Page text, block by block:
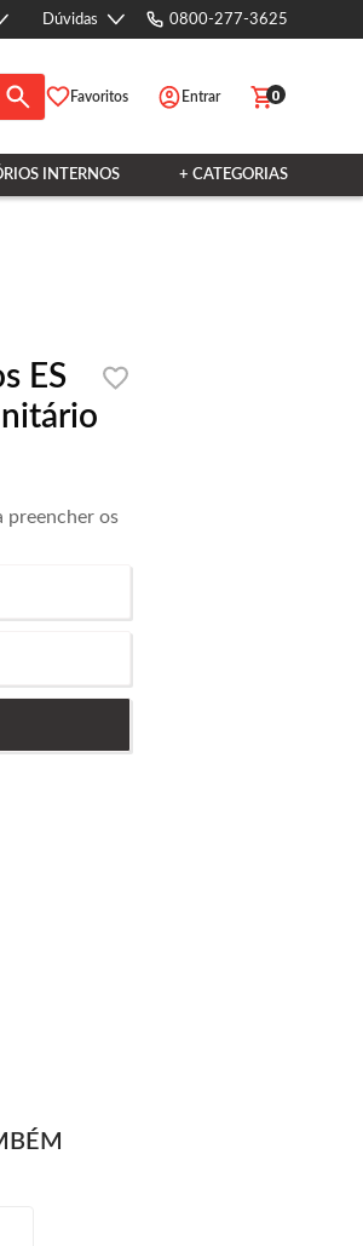
Dúvidas 0800-277-3625
Favoritos Entrar 0
INTERNOS + CATEGORIAS
ES
preencher os